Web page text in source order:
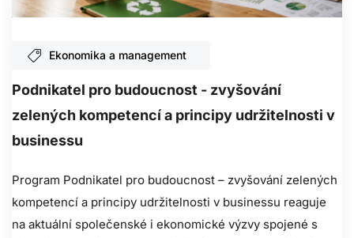
Ekonomika a management
Podnikatel pro budoucnost - zvyšování
zelených kompetencí a principy udržitelnosti v
businessu
Program Podnikatel pro budoucnost – zvyšování zelených
kompetencí a principy udržitelnosti v businessu reaguje
na aktuální společenské i ekonomické výzvy spojené s